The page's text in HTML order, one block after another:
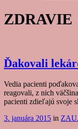
ZDRAVIE
Ďakovali
Vedia pacienti
reagovali, z nich
pacienti zdieľajú svoje
3. januára 2015 in